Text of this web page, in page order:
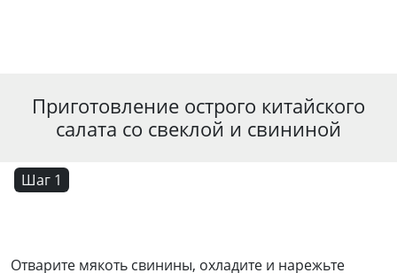
Приготовление острого китайского
салата со свеклой и свининой
Шаг 1
Отварите мякоть свинины, охладите и нарежьте